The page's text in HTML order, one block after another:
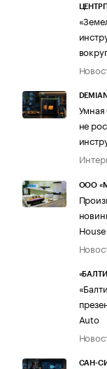
Умная
не
ООО
Auto
САН-